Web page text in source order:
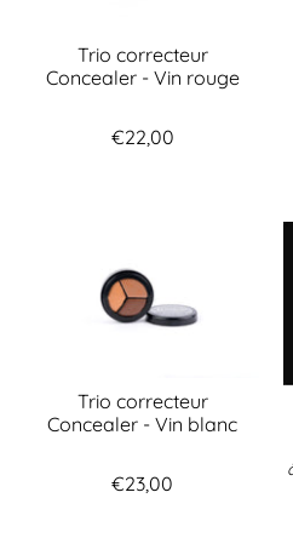
Trio correcteur
Concealer - Vin rouge
€22,00
Trio correcteur
Concealer - Vin blanc
€23,00